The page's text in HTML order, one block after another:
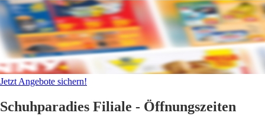
Jetzt Angebote sichern!
Schuhparadies Filiale - Öffnungszeiten